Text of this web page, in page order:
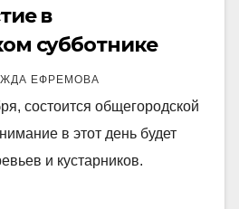
в
субботнике
ЕФРЕМОВА
состоится общегородской
в этот день будет
и кустарников.